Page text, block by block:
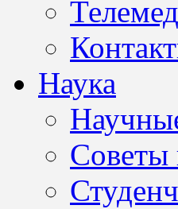
Наука
Советы